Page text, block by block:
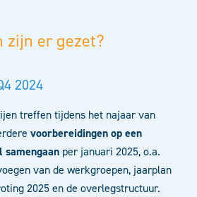
zijn er gezet?
2024
treffen tijdens het najaar van
voorbereidingen op een
samengaan per januari 2025, o.a.
van de werkgroepen, jaarplan
2025 en de overlegstructuur.